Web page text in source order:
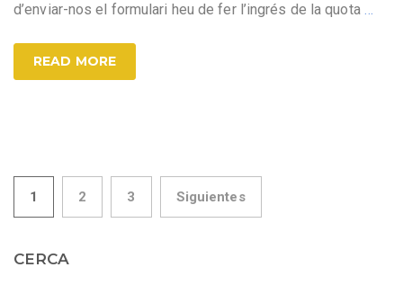
d’enviar-nos el formulari heu de fer l’ingrés de la quota …
READ MORE
1 2 3 Siguientes
CERCA